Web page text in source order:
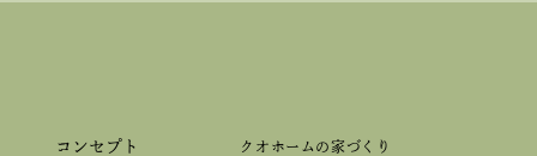
コンセプト
クオホームの家づくり